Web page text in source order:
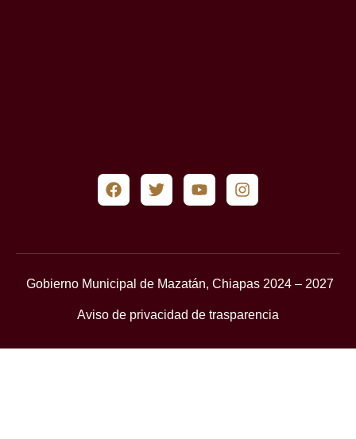
Gobierno Municipal de Mazatán, Chiapas 2024 – 2027
Aviso de privacidad de trasparencia